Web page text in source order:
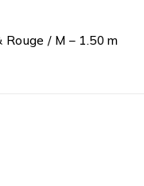
Rouge / M – 1.50 m